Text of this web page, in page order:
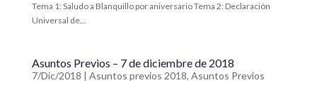
Tema 1: Saludo a Blanquillo por aniversario Tema 2: Declaración
Universal de...
Asuntos Previos – 7 de diciembre de 2018
7/Dic/2018 | Asuntos previos 2018, Asuntos Previos